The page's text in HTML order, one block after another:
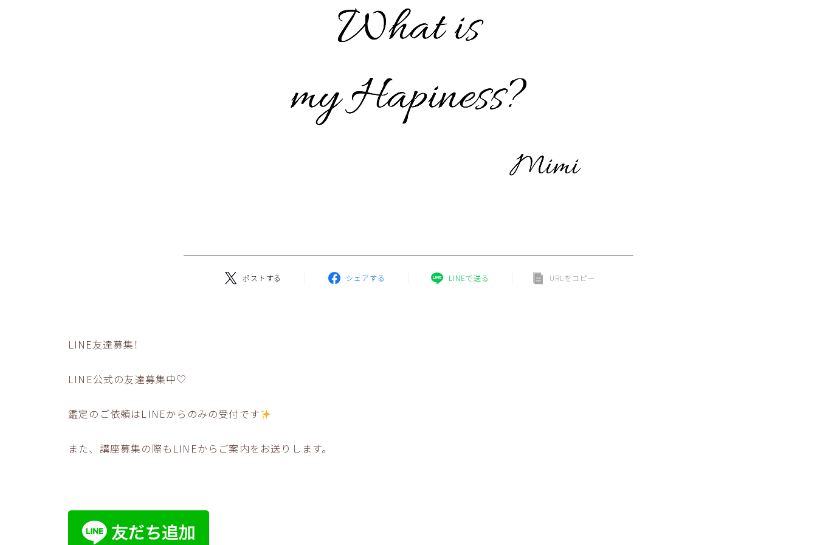
ポストする シェアする LINEで送る URLをコピー
LINE友達募集！
LINE公式の友達募集中♡
鑑定のご依頼はLINEからのみの受付です
また、講座募集の際もLINEからご案内をお送りします。